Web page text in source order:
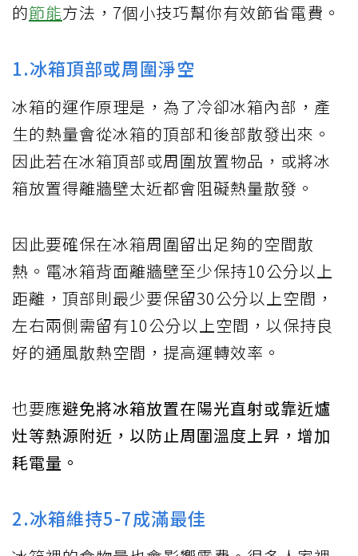
的節能方法，7個小技巧幫你有效節省電費。
1.冰箱頂部或周圍淨空
冰箱的運作原理是，為了冷卻冰箱內部，產
生的熱量會從冰箱的頂部和後部散發出來。
因此若在冰箱頂部或周圍放置物品，或將冰
箱放置得離牆壁太近都會阻礙熱量散發。
因此要確保在冰箱周圍留出足夠的空間散
熱。電冰箱背面離牆壁至少保持10公分以上
距離，頂部則最少要保留30公分以上空間，
左右兩側需留有10公分以上空間，以保持良
好的通風散熱空間，提高運轉效率。
也要應避免將冰箱放置在陽光直射或靠近爐
灶等熱源附近，以防止周圍溫度上昇，增加
耗電量。
2.冰箱維持5-7成滿最佳